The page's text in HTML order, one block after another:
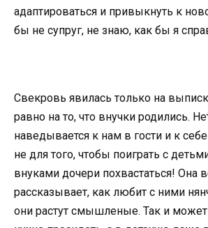
адаптироваться и привыкнуть к
бы не супруг, не знаю, как бы я
Свекровь явилась только на
равно на то, что внучки родились.
наведывается к нам в гости и к
не для того, чтобы поиграть с
внуками дочери похвастаться! Она
рассказывает, как любит с ними
они растут смышленые. Так и